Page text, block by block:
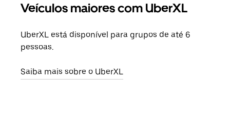
Veículos maiores com UberXL
UberXL está disponível para grupos de até 6
pessoas.
Saiba mais sobre o UberXL